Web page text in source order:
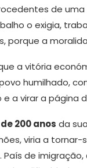
de
o exigia,
porque a
a vitória
humilhado,
a virar a página
200 anos da
viria a
de